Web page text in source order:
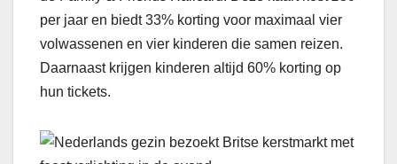
per jaar en biedt 33% korting voor maximaal vier
volwassenen en vier kinderen die samen reizen.
Daarnaast krijgen kinderen altijd 60% korting op
hun tickets.